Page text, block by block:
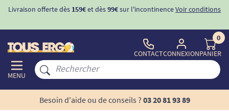
Livraison offerte dès 159€et dès99€sur l'incontinenceVoir conditions
MENU
CONTACTCONNEXION
0
PANIER
Besoin d'aide ou de conseils ? 03 20 81 93 89